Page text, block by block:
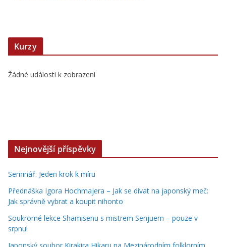
Kurzy
Žádné události k zobrazení
Nejnovější příspěvky
Seminář: Jeden krok k míru
Přednáška Igora Hochmajera – Jak se dívat na japonský meč:
Jak správně vybrat a koupit nihonto
Soukromé lekce Shamisenu s mistrem Senjuem – pouze v
srpnu!